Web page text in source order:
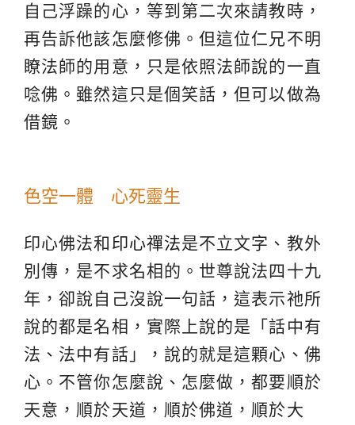
自己浮躁的心，等到第二次來請教時，
再告訴他該怎麼修佛。但這位仁兄不明
瞭法師的用意，只是依照法師說的一直
唸佛。雖然這只是個笑話，但可以做為
借鏡。
色空一體 心死靈生
印心佛法和 印心禪法是不立文字、教外
別傳，是不求名相的。世尊說法四十九
年，卻說自己沒說一句話，這表示祂所
說的都是名相，實際上說的是「話中有
法、法中有話」，說的就是這顆心、佛
心。不管你怎麼說、怎麼做，都要順於
天意，順於天道，順於佛道，順於大